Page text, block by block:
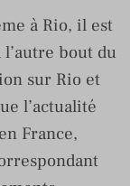
à Rio, il est
l’autre bout du
sur Rio et
l’actualité
France,